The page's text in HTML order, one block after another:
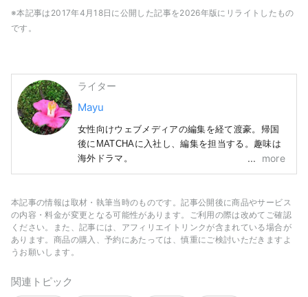
※本記事は2017年4月18日に公開した記事を2026年版にリライトしたもの
です。
ライター
Mayu
女性向けウェブメディアの編集を経て渡豪。帰国
後にMATCHAに入社し、編集を担当する。趣味は
海外ドラマ。
more
本記事の情報は取材・執筆当時のものです。記事公開後に商品やサービス
の内容・料金が変更となる可能性があります。ご利用の際は改めてご確認
ください。また、記事には、アフィリエイトリンクが含まれている場合が
あります。商品の購入、予約にあたっては、慎重にご検討いただきますよ
うお願いします。
関連トピック